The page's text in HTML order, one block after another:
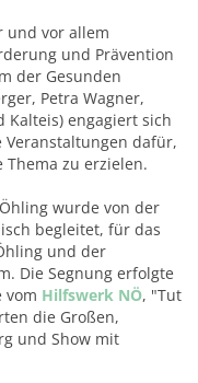
und vor allem
und Prävention
der Gesunden
Petra Wagner,
Kalteis) engagiert sich
Veranstaltungen dafür,
zu erzielen.
wurde von der
begleitet, für das
und der
Die Segnung erfolgte
vom Hilfswerk NÖ, "Tut
die Großen,
und Show mit